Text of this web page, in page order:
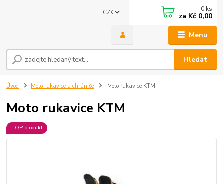
Menu
CZK
Hledat
0 ks
za Kč 0,00
Úvod Moto rukavice a chrániče Moto rukavice KTM
Moto rukavice KTM
TOP produkt